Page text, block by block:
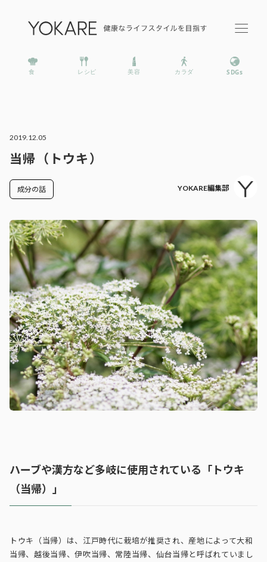
2019.12.05
当帰（トウキ）
成分の話 YOKARE編集部
ハーブや漢方など多岐に使用されている「トウキ
（当帰）」
トウキ（当帰）は、江戸時代に栽培が推奨され、産地によって大和
当帰、越後当帰、伊吹当帰、常陸当帰、仙台当帰と呼ばれていまし